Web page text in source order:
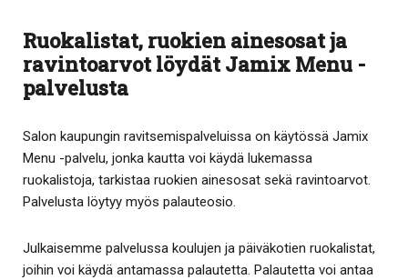
Ruokalistat, ruokien ainesosat ja
ravintoarvot löydät Jamix Menu -
palvelusta
Salon kaupungin ravitsemispalveluissa on käytössä Jamix
Menu -palvelu, jonka kautta voi käydä lukemassa
ruokalistoja, tarkistaa ruokien ainesosat sekä ravintoarvot.
Palvelusta löytyy myös palauteosio.
Julkaisemme palvelussa koulujen ja päiväkotien ruokalistat,
joihin voi käydä antamassa palautetta. Palautetta voi antaa